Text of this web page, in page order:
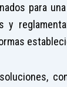
para
y